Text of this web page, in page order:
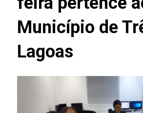
Município de
Lagoas